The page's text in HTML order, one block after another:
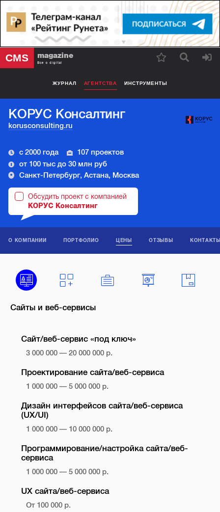
CMS magazine
Все о digital
ЖУРНАЛ АГЕНТСТВА ИНСТРУМЕНТЫ
КОРУС Консалтинг
korusconsulting.ru
с 2000 года
107 проектов
от 100 тыс до 30 млн руб
Санкт-Петербург, Астана, Москва
Обсудить проект с компанией
КОРУС Консалтинг
О КОМПАНИИ ПОРТФОЛИО ЦЕНЫ ОТЗЫВЫ
Сайты и веб-сервисы
Сайт/веб-сервис «под ключ»
3 000 000 — 20 000 000 р.
Проектирование сайта/веб-сервиса
1 000 000 — 5 000 000 р.
Дизайн интерфейсов сайта/веб-сервиса
(UX/UI)
1 000 000 — 10 000 000 р.
Программирование/настройка сайта/веб-
сервиса
1 000 000 — 5 000 000 р.
UX сайта/веб-сервиса
От 100 000 р.